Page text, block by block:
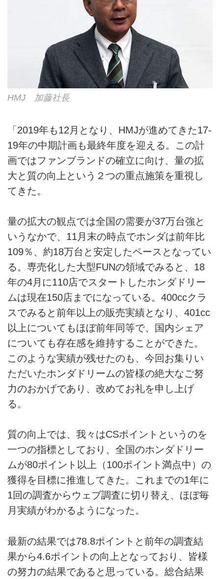
HMJ 加藤社長
「2019年も12月となり、HMJが進めてきた17-
19年の中期計画も最終年度を迎える。この計
画ではファンブランドの確立に向け、量の拡
大と質の向上という２つの重点施策を重視し
てきた。
量の拡大の観点では全国の需要が37万台強と
いうなかで、11月末の時点でホンダは前年比
109％、約18万台と安定したペースとなってい
る。専売化した大型FUNの領域でみると、18
年の4月に110店でスタートしたホンダドリー
ムは現在150店までになっている。400ccクラ
スでみると前年以上の販売実績となり、401cc
以上についてもほぼ前年同等で、国内シェア
についても存在感を維持することができた。
このような実績が残せたのも、今回お集りい
ただいたホンダドリームの皆様の絶大なご努
力のおかげであり、改めてお礼を申し上げ
る。
質の向上では、我々はCSポイントというのを
一つの指標としており、全国のホンダドリー
ムが80ポイント以上（100ポイント満点中）の
獲得を目標に推進してきた。これまでの1年に
1回の調査からウェブ調査に切り替え、ほぼ毎
月実績がわかるようになった。
最新の結果では78.8ポイントと前年の調査結
果から4.6ポイントの向上となっており、皆様
の努力の結果であると思っている。総合結果